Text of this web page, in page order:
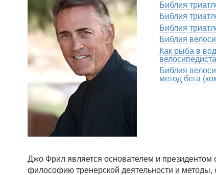
Библия
Библия
Библия
Библия
Как рыба в
Библия
метод бега
Джо Фрил является основателем и президентом
философию тренерской деятельности и методы,